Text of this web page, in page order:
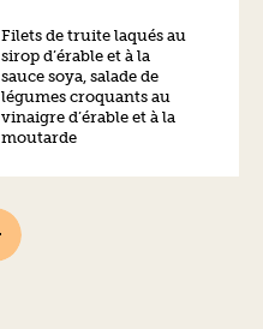
Filets de truite laqués au
sirop d’érable et à la
sauce soya, salade de
légumes croquants au
vinaigre d’érable et à la
moutarde